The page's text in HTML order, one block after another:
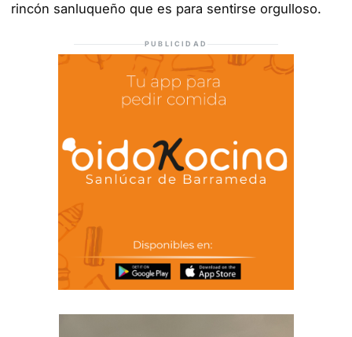
rincón sanluqueño que es para sentirse orgulloso.
PUBLICIDAD